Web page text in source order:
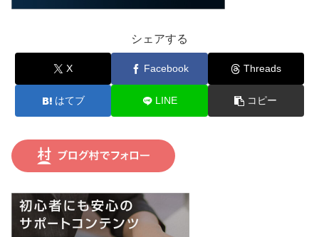
シェアする
X Facebook Threads
はてブ LINE コピー